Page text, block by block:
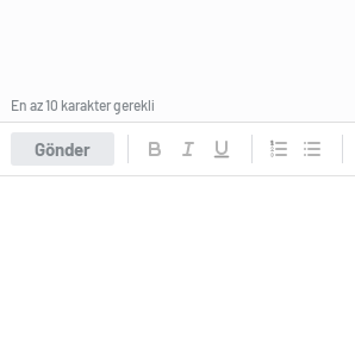
Gönder
En az 10 karakter gerekli